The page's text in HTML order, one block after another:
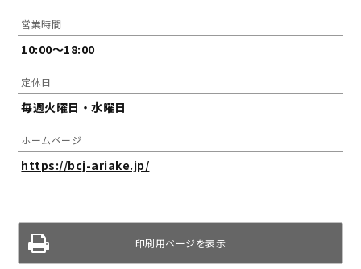
営業時間
10:00～18:00
定休日
毎週火曜日・水曜日
ホームページ
https://bcj-ariake.jp/
印刷用ページを表示